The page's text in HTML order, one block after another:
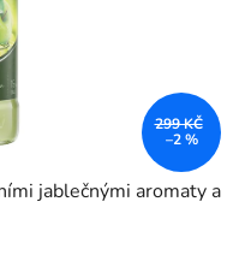
jablečnými aromaty a
299 KČ
–2 %